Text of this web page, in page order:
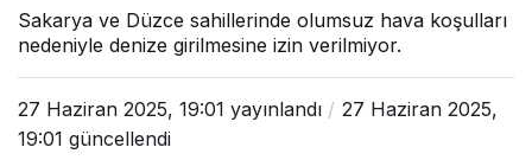
Sakarya ve Düzce sahillerinde olumsuz hava koşulları
nedeniyle denize girilmesine izin verilmiyor.
27 Haziran 2025, 19:01 yayınlandı
27 Haziran 2025,
19:01 güncellendi